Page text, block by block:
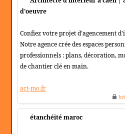
d'oeuvre
Confiez votre projet d'agencement
Notre agence crée des espaces
professionnels : plans, décoration,
de chantier clé en main.
act-mo.fr
étanchéité maroc